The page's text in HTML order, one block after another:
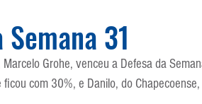
Deslocamento DVD
31
Grohe, venceu a Defesa da
com 30%, e Danilo, do